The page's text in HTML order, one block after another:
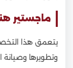
ماجستير
يتعمق هذا
وتطويرها وصيانة